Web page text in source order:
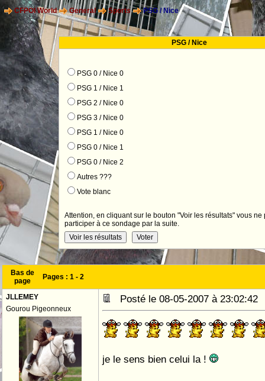
CFPOI World General Sports PSG / Nice
PSG / Nice
PSG 0 / Nice 0
PSG 1 / Nice 1
PSG 2 / Nice 0
PSG 3 / Nice 0
PSG 1 / Nice 0
PSG 0 / Nice 1
PSG 0 / Nice 2
Autres ???
Vote blanc
Attention, en cliquant sur le bouton "Voir les résultats" vous ne
participer à ce sondage par la suite.
Bas de
page
Pages : 1 - 2
JLLEMEY
Gourou Pigeonneux
Posté le 08-05-2007 à
je le sens bien celui la !